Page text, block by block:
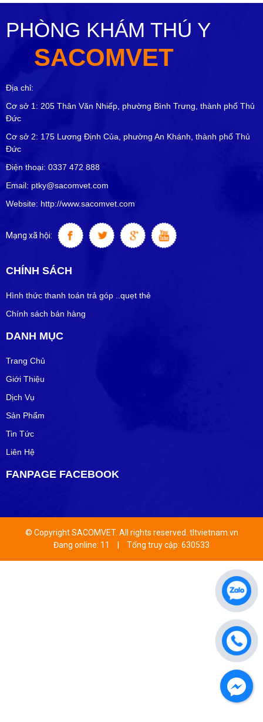
PHÒNG KHÁM THÚ Y
SACOMVET
Địa chỉ:
Cơ sở 1: 205 Thân Văn Nhiếp, phường Bình Trưng, thành phố Thủ
Đức
Cơ sở 2: 175 Lương Định Của, phường An Khánh, thành phố Thủ
Đức
Điện thoại: 0337 472 888
Email: ptky@sacomvet.com
Website: http://www.sacomvet.com
Mạng xã hội:
CHÍNH SÁCH
Hình thức thanh toán trả góp ..quẹt thẻ
Chính sách bán hàng
DANH MỤC
Trang Chủ
Giới Thiệu
Dịch Vụ
Sản Phẩm
Tin Tức
Liên Hệ
FANPAGE FACEBOOK
© Copyright SACOMVET. All rights reserved. tltvietnam.vn
Đang online: 11
| Tổng truy cập: 630533